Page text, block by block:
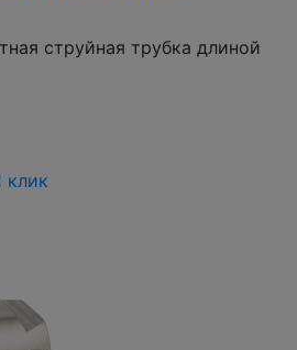
струйная трубка длиной
клик